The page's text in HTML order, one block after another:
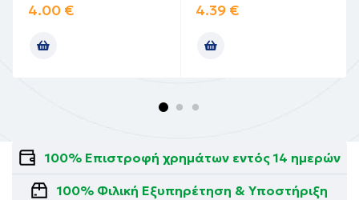
4.00 € 4.39 €
100% Επιστροφή χρημάτων εντός 14 ημερών
100% Φιλική Εξυπηρέτηση & Υποστήριξη